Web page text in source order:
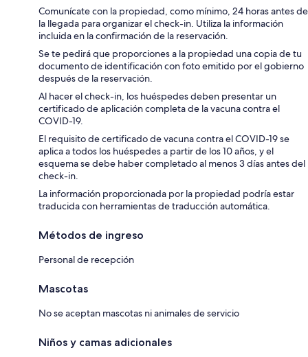
Comunícate con la propiedad, como mínimo, 24 horas antes de
la llegada para organizar el check-in. Utiliza la información
incluida en la confirmación de la reservación.
Se te pedirá que proporciones a la propiedad una copia de tu
documento de identificación con foto emitido por el gobierno
después de la reservación.
Al hacer el check-in, los huéspedes deben presentar un
certificado de aplicación completa de la vacuna contra el
COVID-19.
El requisito de certificado de vacuna contra el COVID-19 se
aplica a todos los huéspedes a partir de los 10 años, y el
esquema se debe haber completado al menos 3 días antes del
check-in.
La información proporcionada por la propiedad podría estar
traducida con herramientas de traducción automática.
Métodos de ingreso
Personal de recepción
Mascotas
No se aceptan mascotas ni animales de servicio
Niños y camas adicionales